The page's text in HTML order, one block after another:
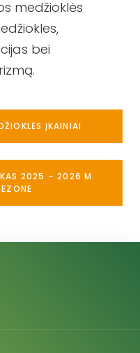
medžioklės
bei
ĮKAINIAI
2025 – 2026 M.